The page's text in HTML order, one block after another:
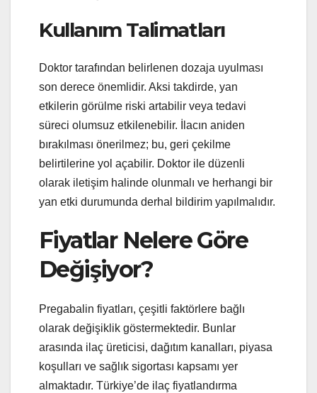
Kullanım Talimatları
Doktor tarafından belirlenen dozaja uyulması
son derece önemlidir. Aksi takdirde, yan
etkilerin görülme riski artabilir veya tedavi
süreci olumsuz etkilenebilir. İlacın aniden
bırakılması önerilmez; bu, geri çekilme
belirtilerine yol açabilir. Doktor ile düzenli
olarak iletişim halinde olunmalı ve herhangi bir
yan etki durumunda derhal bildirim yapılmalıdır.
Fiyatlar Nelere Göre
Değişiyor?
Pregabalin fiyatları, çeşitli faktörlere bağlı
olarak değişiklik göstermektedir. Bunlar
arasında ilaç üreticisi, dağıtım kanalları, piyasa
koşulları ve sağlık sigortası kapsamı yer
almaktadır. Türkiye’de ilaç fiyatlandırma